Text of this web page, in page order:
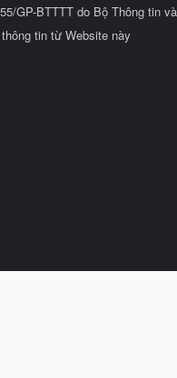
GP-BTTTT do Bộ Thông tin
tin từ Website này